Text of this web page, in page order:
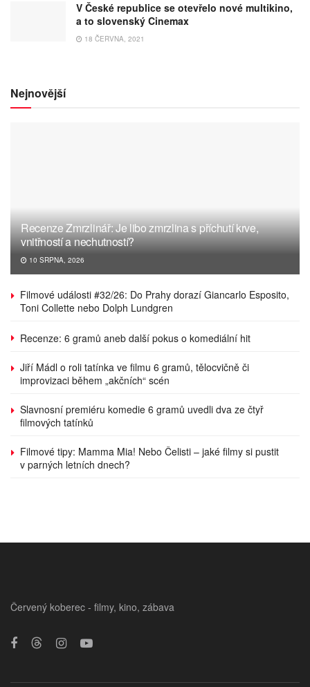
V České republice se otevřelo nové multikino,
a to slovenský Cinemax
18 ČERVNA, 2021
Nejnovější
Recenze Zmrzlinář: Je libo zmrzlina s příchutí krve,
vnitřností a nechutností?
10 SRPNA, 2026
Filmové události #32/26: Do Prahy dorazí Giancarlo Esposito,
Toni Collette nebo Dolph Lundgren
Recenze: 6 gramů aneb další pokus o komediální hit
Jiří Mádl o roli tatínka ve filmu 6 gramů, tělocvičně či
improvizaci během „akčních“ scén
Slavnosní premiéru komedie 6 gramů uvedli dva ze čtyř
filmových tatínků
Filmové tipy: Mamma Mia! Nebo Čelisti – jaké filmy si pustit
v parných letních dnech?
Červený koberec - filmy, kino, zábava